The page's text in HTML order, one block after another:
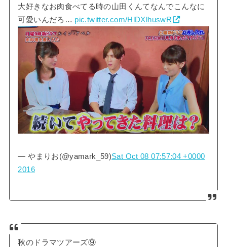
大好きなお肉食べてる時の山田くんてなんでこんなに
可愛いんだろ… pic.twitter.com/HlDXlhuswR
— やまりお(@yamark_59)Sat Oct 08 07:57:04 +0000
2016
秋のドラマツアーズ⑨